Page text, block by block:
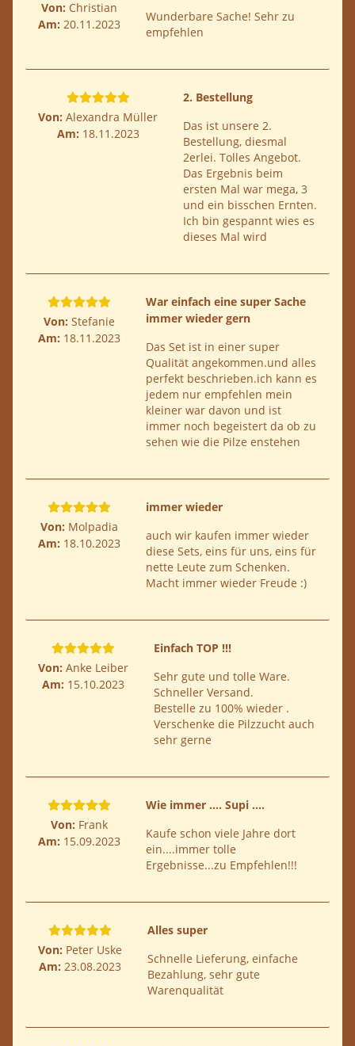
Von: Christian
Am: 20.11.2023
Wunderbare Sache! Sehr zu
empfehlen
Von: Alexandra Müller
Am: 18.11.2023
2. Bestellung
Das ist unsere 2.
Bestellung, diesmal
2erlei. Tolles Angebot.
Das Ergebnis beim
ersten Mal war mega, 3
und ein bisschen Ernten.
Ich bin gespannt wies es
dieses Mal wird
Von: Stefanie
Am: 18.11.2023
War einfach eine super Sache
immer wieder gern
Das Set ist in einer super
Qualität angekommen.und alles
perfekt beschrieben.ich kann es
jedem nur empfehlen mein
kleiner war davon und ist
immer noch begeistert da ob zu
sehen wie die Pilze enstehen
Von: Molpadia
Am: 18.10.2023
immer wieder
auch wir kaufen immer wieder
diese Sets, eins für uns, eins für
nette Leute zum Schenken.
Macht immer wieder Freude :)
Von: Anke Leiber
Am: 15.10.2023
Einfach TOP !!!
Sehr gute und tolle Ware.
Schneller Versand.
Bestelle zu 100% wieder .
Verschenke die Pilzzucht auch
sehr gerne
Von: Frank
Am: 15.09.2023
Wie immer .... Supi ....
Kaufe schon viele Jahre dort
ein....immer tolle
Ergebnisse...zu Empfehlen!!!
Von: Peter Uske
Am: 23.08.2023
Alles super
Schnelle Lieferung, einfache
Bezahlung, sehr gute
Warenqualität